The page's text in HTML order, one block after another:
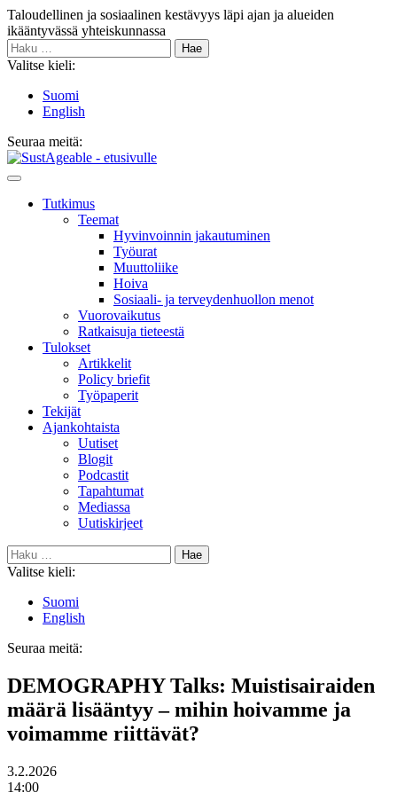
Siirry
sisältöön
Taloudellinen ja sosiaalinen kestävyys läpi ajan ja alueiden
ikääntyvässä yhteiskunnassa
Haku:
Valitse kieli:
Suomi
English
Seuraa meitä:
Bluesky
Main
Tutkimus
Teemat
Hyvinvoin­nin jakautuminen
Työurat
Muutto­liike
Hoiva
Sosiaali- ja terveyden­huollon menot
Vuorovaikutus
Ratkaisuja tieteestä
Tulokset
Artikkelit
Policy briefit
Työpaperit
Tekijät
Ajankohtaista
Uutiset
Blogit
Podcastit
Tapahtumat
Mediassa
Uutiskirjeet
Haku:
Valitse kieli:
Suomi
English
Seuraa meitä:
DEMOGRAPHY Talks: Muistisairaiden
määrä lisääntyy – mihin hoivamme ja
voimamme riittävät?
Päivämäärä
3.2.2026
Kellonaika
14:00